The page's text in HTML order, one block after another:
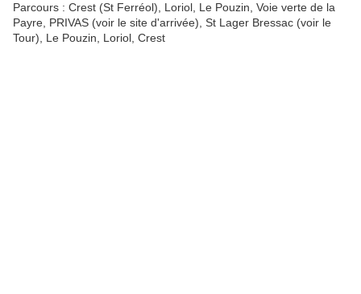
Parcours : Crest (St Ferréol), Loriol, Le Pouzin, Voie verte de la
Payre, PRIVAS (voir le site d'arrivée), St Lager Bressac (voir le
Tour), Le Pouzin, Loriol, Crest